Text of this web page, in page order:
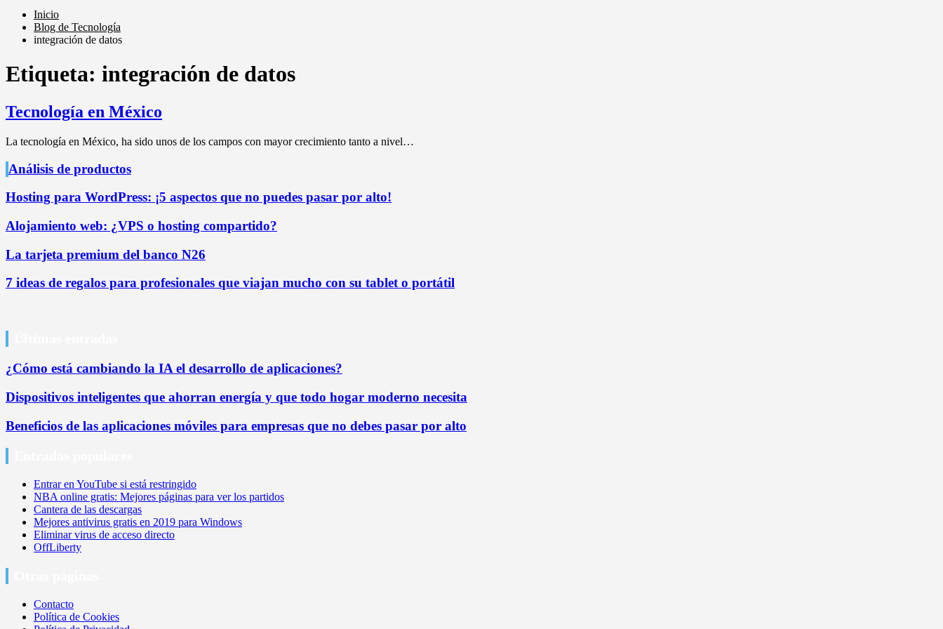
Inicio
Blog de Tecnología
integración de datos
Etiqueta: integración de datos
Tecnología en México
La tecnología en México, ha sido unos de los campos con mayor crecimiento tanto a nivel…
Análisis de productos
Hosting para WordPress: ¡5 aspectos que no puedes pasar por alto!
Alojamiento web: ¿VPS o hosting compartido?
La tarjeta premium del banco N26
7 ideas de regalos para profesionales que viajan mucho con su tablet o portátil
¿Cómo está cambiando la IA el desarrollo de aplicaciones?
Dispositivos inteligentes que ahorran energía y que todo hogar moderno necesita
Beneficios de las aplicaciones móviles para empresas que no debes pasar por alto
Entrar en YouTube si está restringido
NBA online gratis: Mejores páginas para ver los partidos
Cantera de las descargas
Mejores antivirus gratis en 2019 para Windows
Eliminar virus de acceso directo
OffLiberty
Contacto
Política de Cookies